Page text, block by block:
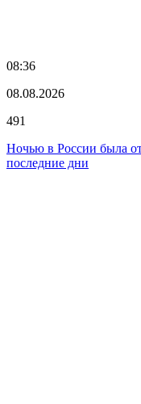
08:36
08.08.2026
491
Ночью в России была
последние дни